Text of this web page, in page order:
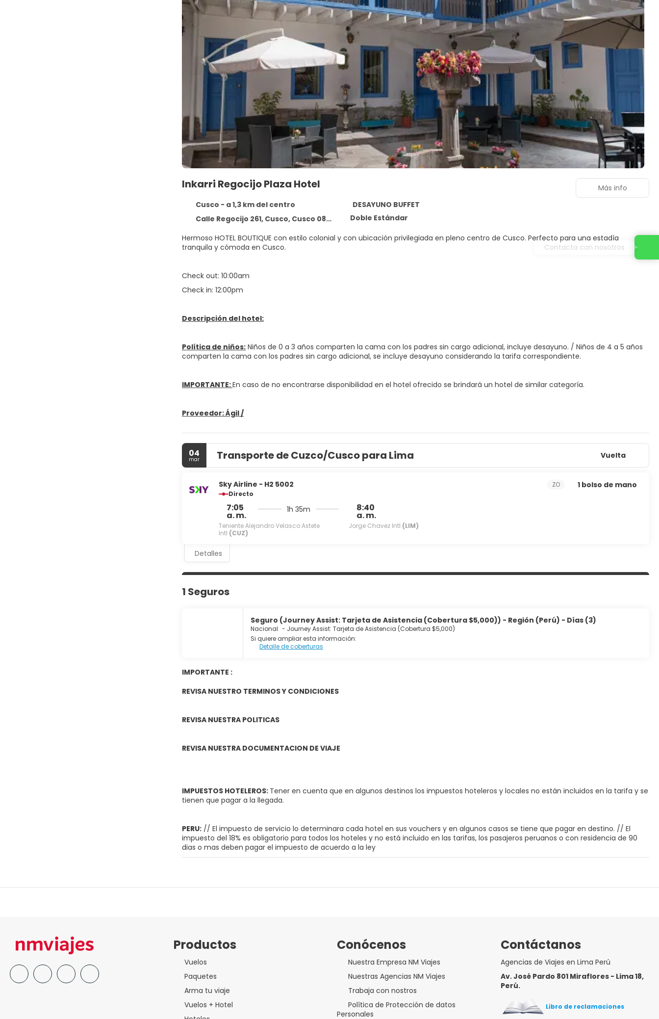
Inkarri Regocijo Plaza Hotel
Cusco - a 1,3 km del centro
DESAYUNO BUFFET
Calle Regocijo 261, Cusco, Cusco 08000
Doble Estándar
Proveedor: Ágil /
IMPORTANTE:En caso de no encontrarse disponibilidad en el hotel ofrecido se brindará un hotel de similar categoría.
Política de niños: Niños de 0 a 3 años comparten la cama con los padres sin cargo adicional, incluye desayuno. / Niños de 4 a 5 años
comparten la cama con los padres sin cargo adicional, se incluye desayuno considerando la tarifa correspondiente.
Descripción del hotel:
Check in: 12:00pm
Check out: 10:00am
Hermoso HOTEL BOUTIQUE con estilo colonial y con ubicación privilegiada en pleno centro de Cusco. Perfecto para una estadía
tranquila y cómoda en Cusco.
Más info
04
mar Transporte de Cuzco/Cusco para Lima Vuelta
Sky Airline - H2 5002
Directo
7:05
a. m.
Teniente Alejandro Velasco Astete
Intl (CUZ)
1h 35m 8:40
a. m.
Jorge Chavez Intl (LIM)
ZO 1 bolso de mano
Detalles
1 Seguros
Seguro (Journey Assist: Tarjeta de Asistencia (Cobertura $5,000)) - Región (Perú) - Días (3)
Nacional - Journey Assist: Tarjeta de Asistencia (Cobertura $5,000)
Si quiere ampliar esta información:
Detalle de coberturas
IMPORTANTE :
REVISA NUESTRO TERMINOS Y CONDICIONES
REVISA NUESTRA POLITICAS
REVISA NUESTRA DOCUMENTACION DE VIAJE
IMPUESTOS HOTELEROS: Tener en cuenta que en algunos destinos los impuestos hoteleros y locales no están incluidos en la tarifa y se
tienen que pagar a la llegada.
PERU: // El impuesto de servicio lo determinara cada hotel en sus vouchers y en algunos casos se tiene que pagar en destino. // El
impuesto del 18% es obligatorio para todos los hoteles y no está incluido en las tarifas, los pasajeros peruanos o con residencia de 90
dias o mas deben pagar el impuesto de acuerdo a la ley
Productos
Vuelos
Paquetes
Arma tu viaje
Vuelos + Hotel
Conócenos
Nuestra Empresa NM Viajes
Nuestras Agencias NM Viajes
Trabaja con nostros
Política de Protección de datos
Personales
Contáctanos
Agencias de Viajes en Lima Perú
Av. José Pardo 801 Miraflores - Lima 18,
Perú.
Libro de reclamaciones
Contacta con nosotros